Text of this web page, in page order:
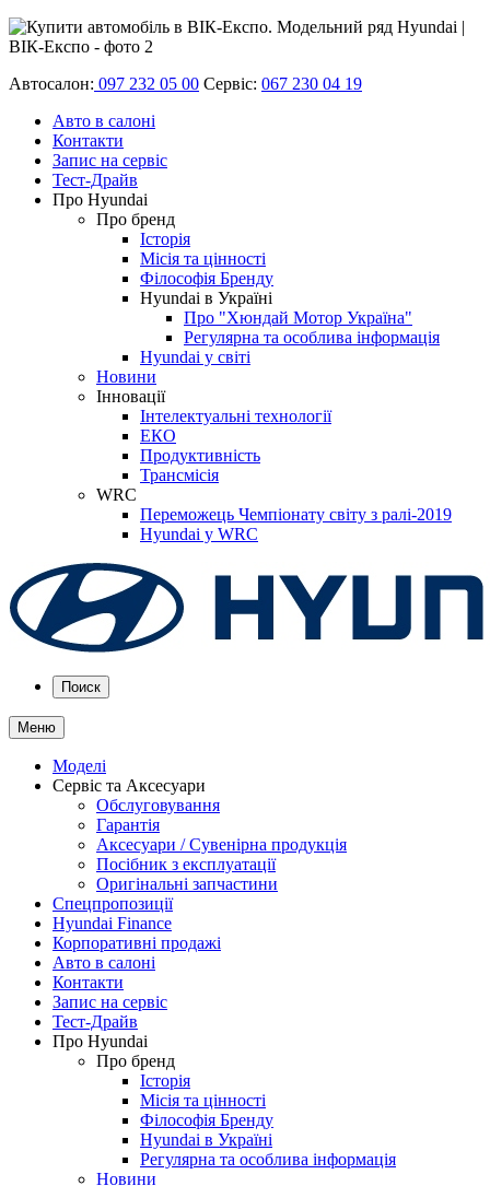
Автосалон: 097 232 05 00 Сервіс: 067 230 04 19
Авто в салоні
Контакти
Запис на сервіс
Тест-Драйв
Про Hyundai
Про бренд
Історія
Місія та цінності
Філософія Бренду
Hyundai в Україні
Про "Хюндай Мотор Україна"
Регулярна та особлива інформація
Hyundai у світі
Новини
Інновації
Інтелектуальні технології
ЕКО
Продуктивність
Трансмісія
WRC
Переможець Чемпіонату світу з ралі-2019
Hyundai у WRC
Поиск
Меню
Моделі
Сервіс та Аксесуари
Обслуговування
Гарантія
Аксесуари / Сувенірна продукція
Посібник з експлуатації
Оригінальні запчастини
Спецпропозиції
Hyundai Finance
Корпоративні продажі
Авто в салоні
Контакти
Запис на сервіс
Тест-Драйв
Про Hyundai
Про бренд
Історія
Місія та цінності
Філософія Бренду
Hyundai в Україні
Регулярна та особлива інформація
Новини